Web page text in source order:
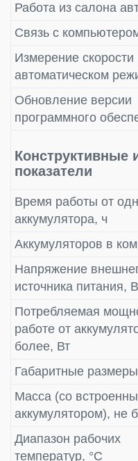
Работа из салона
Связь с
Измерение скорости
автоматическом
Обновление версии
программного
Конструктивные
показатели
Время работы от
аккумулятора, ч
Аккумуляторов в
Напряжение
источника питания, В
Потребляемая
работе от
более, Вт
Габаритные
Масса (со
аккумулятором), не
Диапазон рабочих
температур, °С